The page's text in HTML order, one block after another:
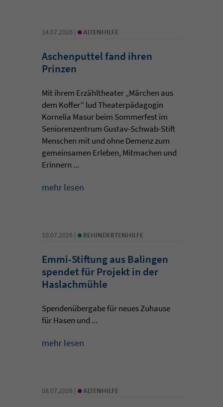
14.07.2026 | • ALTENHILFE
Aschenputtel fand ihren
Prinzen
Mit ihrem Erzähltheater „Märchen aus
dem Koffer“ lud Theaterpädagogin
Kornelia Masur beim Sommerfest im
Seniorenzentrum Gustav-Schwab-Stift
Menschen mit und ohne Demenz zum
gemeinsamen Erleben, Mitmachen und
Erinnern ...
mehr lesen
10.07.2026 | • BEHINDERTENHILFE
Emmi-Stiftung aus Balingen
spendet für Projekt in der
Haslachmühle
Spendenübergabe für neues Zuhause
für Hasen und ...
mehr lesen
08.07.2026 | • ALTENHILFE